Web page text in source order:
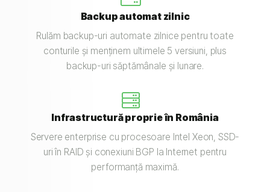
Backup automat zilnic
Rulăm backup-uri automate zilnice pentru toate
conturile și menținem ultimele 5 versiuni, plus
backup-uri săptămânale și lunare.
Infrastructură proprie în România
Servere enterprise cu procesoare Intel Xeon, SSD-
uri în RAID și conexiuni BGP la Internet pentru
performanță maximă.